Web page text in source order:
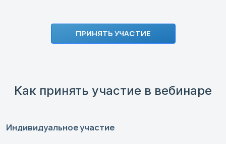
ПРИНЯТЬ УЧАСТИЕ
Как принять участие в вебинаре
Индивидуальное участие